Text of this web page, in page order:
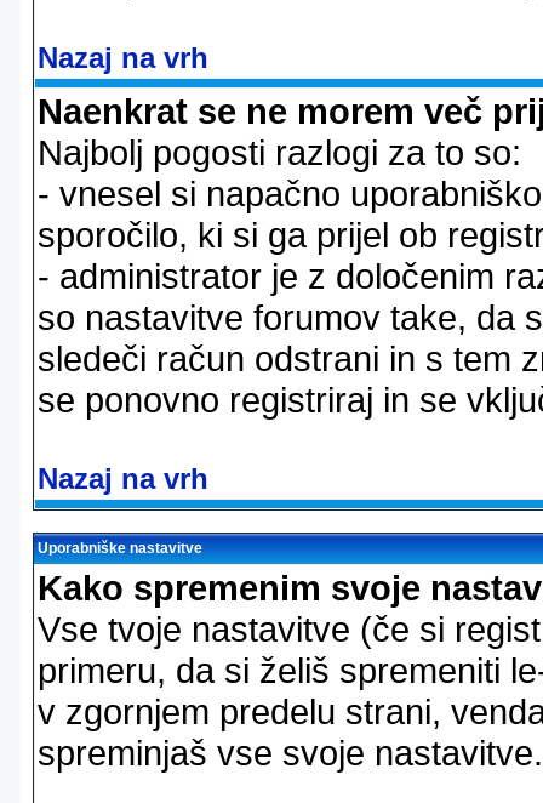
Nazaj na vrh
Naenkrat se ne morem več
Najbolj pogosti razlogi za to so:
- vnesel si napačno
sporočilo, ki si ga prijel ob
- administrator je z določenim
so nastavitve forumov take, da
sledeči račun odstrani in s tem
se ponovno registriraj in se
Nazaj na vrh
Uporabniške nastavitve
Kako spremenim svoje
Vse tvoje nastavitve (če si
primeru, da si želiš spremeniti
v zgornjem predelu strani,
spreminjaš vse svoje nastavitve.